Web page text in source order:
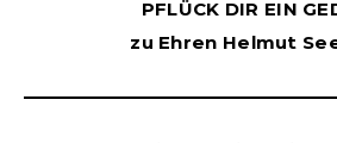
PFLÜCK DIR EIN
zu Ehren Helmut